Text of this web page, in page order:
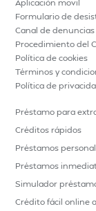
Aplicación movil
Formulario de
Canal de denuncias
Procedimiento del
Política de cookies
Términos y
Política de
Préstamo para
Créditos rápidos
Préstamos
Préstamos
Simulador
Crédito fácil online